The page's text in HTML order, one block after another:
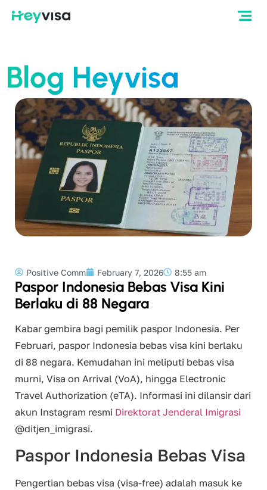
Blog Heyvisa
Positive Comm February 7, 2026 8:55 am
Paspor Indonesia Bebas Visa Kini
Berlaku di 88 Negara
Kabar gembira bagi pemilik paspor Indonesia. Per
Februari, paspor Indonesia bebas visa kini berlaku
di 88 negara. Kemudahan ini meliputi bebas visa
murni, Visa on Arrival (VoA), hingga Electronic
Travel Authorization (eTA). Informasi ini dilansir dari
akun Instagram resmi Direktorat Jenderal Imigrasi
@ditjen_imigrasi.
Paspor Indonesia Bebas Visa
Pengertian bebas visa (visa-free) adalah masuk ke